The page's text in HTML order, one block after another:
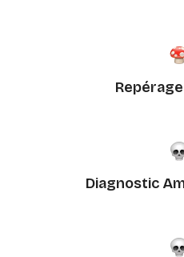
Diagnostic